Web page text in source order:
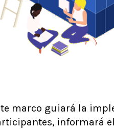
marco guiará la
informará